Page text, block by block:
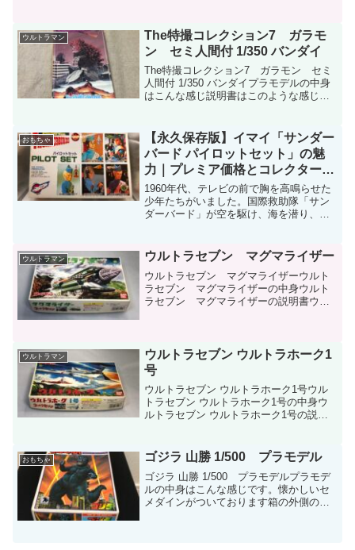
ン ウルトラホーク1号 タス...
ウルトラマン
The特撮コレクション7 ガラモ
ン セミ人間付 1/350 バンダイ
The特撮コレクション7 ガラモン セミ
人間付 1/350 バンダイプラモデルの中身
はこんな感じ説明書はこのような感じで
おもちゃ
【永久保存版】イマイ「サンダー
バード パイロットセット」の魅
力｜プレミア価格とコレクター価
値を徹底解説
1960年代、テレビの前で胸を高鳴らせた
少年たちがいました。国際救助隊「サン
ダーバード」が空を駆け、海を潜り、世
ット、それが イマイ製「サンダーバード
パイロットセ...
ウルトラマン ウルトラセブン マグマライザー
ウルトラセブン マグマライザーウルト
ラセブン マグマライザーの中身ウルト
ラセブン マグマライザーの説明書ウル
ウルトラマン
ウルトラセブン ウルトラホーク1
号
ウルトラセブン ウルトラホーク1号ウル
トラセブン ウルトラホーク1号の中身ウ
ルトラセブン ウルトラホーク1号の説明
おもちゃ ゴジラ 山勝 1/500 プラモデル
ゴジラ 山勝 1/500 プラモデルプラモデ
ルの中身はこんな感じです。懐かしいセ
メダインがついております箱の外側のイ